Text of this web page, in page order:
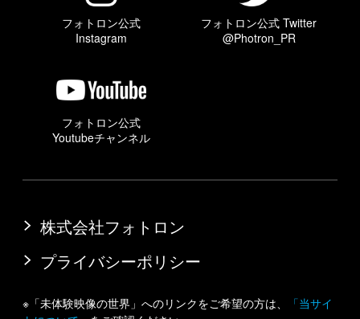
フォトロン公式
Instagram
フォトロン公式 Twitter
@Photron_PR
フォトロン公式
Youtubeチャンネル
株式会社フォトロン
プライバシーポリシー
※「未体験映像の世界」へのリンクをご希望の方は、
「当サイ